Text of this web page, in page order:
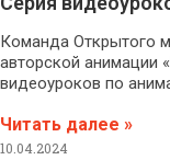
Команда Открытого
авторской анимации
видеоуроков по
Читать далее »
10.04.2024